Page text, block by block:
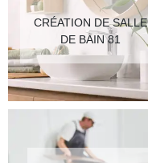
CRÉATION DE SALLE
DE BAIN 81